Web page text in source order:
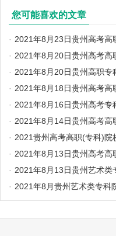
您可能喜欢的文章
· 2021年8月23日贵州高考高
· 2021年8月20日贵州高考
· 2021年8月20日贵州高职专
· 2021年8月18日贵州高考
· 2021年8月16日贵州高考专
· 2021年8月14日贵州高考
· 2021贵州高考高职(专科)院
· 2021年8月13日贵州高考
· 2021年8月13日贵州艺术类
· 2021年8月贵州艺术类专科